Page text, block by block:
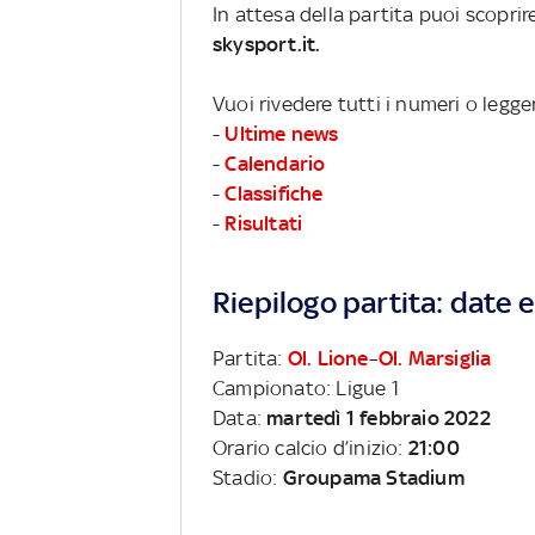
In attesa della partita puoi
skysport.it.
Vuoi rivedere tutti i numeri o
- Ultime news
-Calendario
-Classifiche
- Risultati
Riepilogo partita: date
Partita: Ol. Lione–Ol. Marsiglia
Campionato: Ligue 1
Data: martedì 1 febbraio 2022
Orario calcio d’inizio: 21:00
Stadio: Groupama Stadium